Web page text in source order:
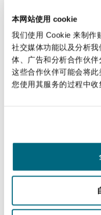
本网站使用 cookie
我们使用 Cookie 来制作
社交媒体功能以及分析
体、广告和分析合作伙伴
这些合作伙伴可能会将
您使用其服务的过程中收
海
兰巴托 – 联营办公室
阿密
约
尔福德
物浦
法律解析
Immigration
直线
+44 (0) 20 7876
+44 (0) 20 7876
涵盖的办公室和地区